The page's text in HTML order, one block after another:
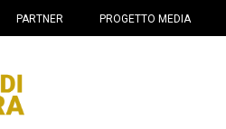
PARTNER PROGETTO MEDIA